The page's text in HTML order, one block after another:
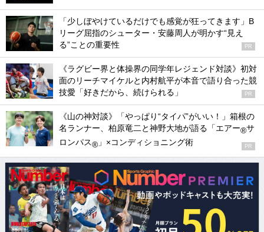
「少しぼやけているだけでも感覚が狂ってきます」B
リーグ屈指のシューター・安藤周人が明かす“見え
る”ことの重要性
PR
《ラグビー界と体操界の同学年レジェンド対談》初対
面のリーチマイケルと内村航平が本音で語り合った競
技愛「好きだから、続けられる」
PR
《山の神対談》「やっぱり“タイパ”がいい！」箱根の
名ランナー、柏原竜二と神野大地が語る「エアー®サ
ロンパス® 」×コンディショニング術 PR